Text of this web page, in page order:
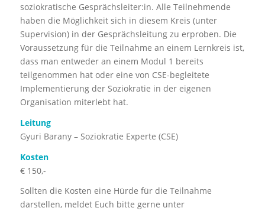
soziokratische Gesprächsleiter:in. Alle Teilnehmende
haben die Möglichkeit sich in diesem Kreis (unter
Supervision) in der Gesprächsleitung zu erproben. Die
Voraussetzung für die Teilnahme an einem Lernkreis ist,
dass man entweder an einem Modul 1 bereits
teilgenommen hat oder eine von CSE-begleitete
Implementierung der Soziokratie in der eigenen
Organisation miterlebt hat.
Leitung
Gyuri Barany – Soziokratie Experte (CSE)
Kosten
€ 150,-
Sollten die Kosten eine Hürde für die Teilnahme
darstellen, meldet Euch bitte gerne unter